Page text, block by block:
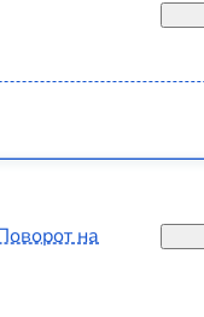
на